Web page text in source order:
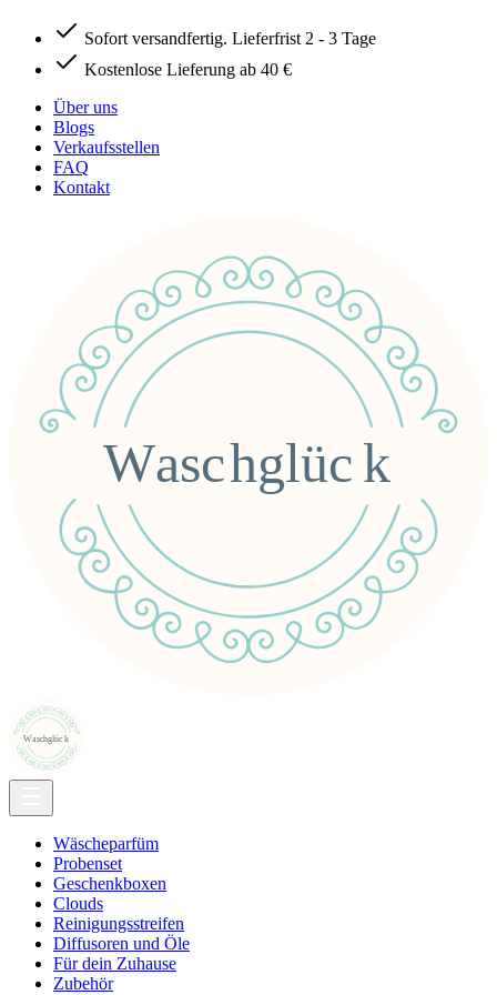
Sofort versandfertig. Lieferfrist 2 - 3 Tage
Kostenlose Lieferung ab 40 €
Über uns
Blogs
Verkaufsstellen
FAQ
Kontakt
Wäscheparfüm
Probenset
Geschenkboxen
Clouds
Reinigungsstreifen
Diffusoren und Öle
Für dein Zuhause
Zubehör